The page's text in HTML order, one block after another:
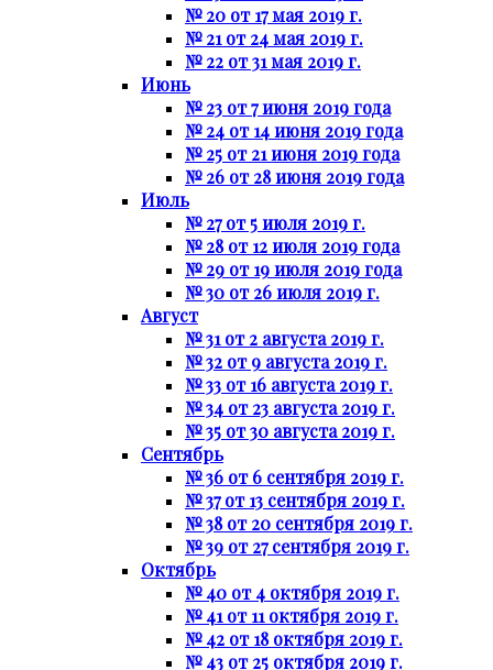
№ 20 от 17 мая 2019 г.
№ 21 от 24 мая 2019 г.
№ 22 от 31 мая 2019 г.
Июнь
№ 23 от 7 июня 2019 года
№ 24 от 14 июня 2019 года
№ 25 от 21 июня 2019 года
№ 26 от 28 июня 2019 года
Июль
№ 27 от 5 июля 2019 г.
№ 28 от 12 июля 2019 года
№ 29 от 19 июля 2019 года
№ 30 от 26 июля 2019 г.
Август
№ 31 от 2 августа 2019 г.
№ 32 от 9 августа 2019 г.
№ 33 от 16 августа 2019 г.
№ 34 от 23 августа 2019 г.
№ 35 от 30 августа 2019 г.
Сентябрь
№ 36 от 6 сентября 2019 г.
№ 37 от 13 сентября 2019 г.
№ 38 от 20 сентября 2019 г.
№ 39 от 27 сентября 2019 г.
Октябрь
№ 40 от 4 октября 2019 г.
№ 41 от 11 октября 2019 г.
№ 42 от 18 октября 2019 г.
№ 43 от 25 октября 2019 г.